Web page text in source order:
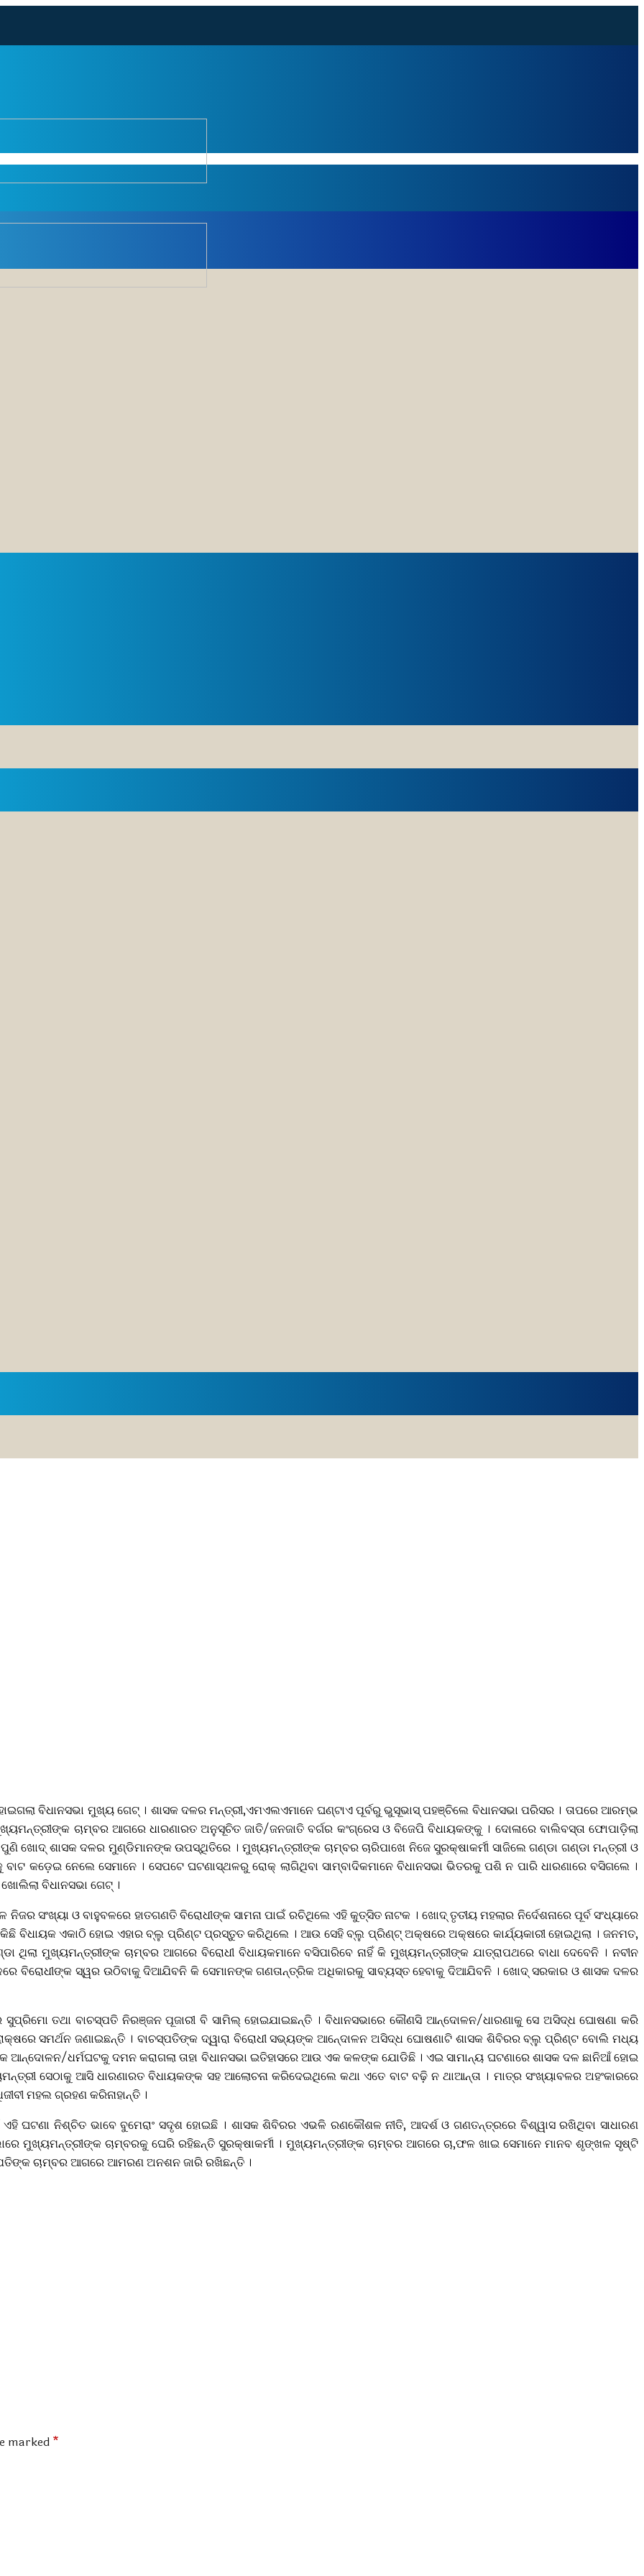
ବିଧାନସଭା ମୁଖ୍ୟ ଗେଟ୍‌ । ଶାସକ ଦଳର ମନ୍ତ୍ରୀ,ଏମଏଲଏମାନେ ଘଣ୍ଟାଏ ପୂର୍ବରୁ ଭୁସୂଭାସ୍‌ ପହଞ୍ଚିଲେ ବିଧାନସଭା ପରିସର । ତାପରେ ଆରମ୍ଭ
ଚାମ୍ବର ଆଗରେ ଧାରଣାରତ ଅନୁସୂଚିତ ଜାତି/ଜନଜାତି ବର୍ଗର କଂଗ୍ରେସ ଓ ବିଜେପି ବିଧାୟକଙ୍କୁ । ଦୋଳାରେ ବାଲିବସ୍ତା ଫୋପାଡ଼ିଲା
ଖୋଦ୍‌ ଶାସକ ଦଳର ମୁଣ୍ଡିମାନଙ୍କ ଉପସ୍ଥିତିରେ । ମୁଖ୍ୟମନ୍ତ୍ରୀଙ୍କ ଚାମ୍ବର ଚାରିପାଖେ ନିଜେ ସୁରକ୍ଷାକର୍ମୀ ସାଜିଲେ ଗଣ୍ଡା ଗଣ୍ଡା ମନ୍ତ୍ରୀ ଓ
କଡ଼େଇ ନେଲେ ସେମାନେ । ସେପଟେ ଘଟଣାସ୍ଥଳରୁ ରୋକ୍‌ ଲାଗିଥିବା ସାମ୍ବାଦିକମାନେ ବିଧାନସଭା ଭିତରକୁ ପଶି ନ ପାରି ଧାରଣାରେ ବସିଗଲେ ।
ବିଧାନସଭା ଗେଟ୍‌ ।
ସଂଖ୍ୟା ଓ ବାହୁବଳରେ ହାତଗଣତି ବିରୋଧୀଙ୍କ ସାମନା ପାଇଁ ରଚିଥିଲେ ଏହି କୁତ୍ସିତ ନାଟକ । ଖୋଦ୍‌ ତୃତୀୟ ମହଲାର ନିର୍ଦେଶନାରେ ପୂର୍ବ ସଂଧ୍ୟାରେ
ଓ କିଛି ବିଧାୟକ ଏକାଠି ହୋଇ ଏହାର ବ୍ଲୁ ପ୍ରିଣ୍ଟ ପ୍ରସ୍ତୁତ କରିଥିଲେ । ଆଉ ସେହି ବ୍ଲୁ ପ୍ରିଣ୍ଟ୍‌ ଅକ୍ଷରେ ଅକ୍ଷରେ କାର୍ଯ୍ୟକାରୀ ହୋଇଥିଲା । ଜନମତ,
ଥିଲା ମୁଖ୍ୟମନ୍ତ୍ରୀଙ୍କ ଚାମ୍ବର ଆଗରେ ବିରୋଧୀ ବିଧାୟକମାନେ ବସିପାରିବେ ନାହିଁ କି ମୁଖ୍ୟମନ୍ତ୍ରୀଙ୍କ ଯାତ୍ରାପଥରେ ବାଧା ଦେବେନି । ନବୀନ
ବିରୋଧୀଙ୍କ ସ୍ୱର ଉଠିବାକୁ ଦିଆଯିବନି କି ସେମାନଙ୍କ ଗଣତାନ୍ତ୍ରିକ ଅଧିକାରକୁ ସାବ୍ୟସ୍ତ ହେବାକୁ ଦିଆଯିବନି । ଖୋଦ୍‌ ସରକାର ଓ ଶାସକ ଦଳର
ତଥା ବାଚସ୍ପତି ନିରଞ୍ଜନ ପୂଜାରୀ ବି ସାମିଲ୍‌ ହୋଇଯାଇଛନ୍ତି । ବିଧାନସଭାରେ କୌଣସି ଆନ୍ଦୋଳନ/ଧାରଣାକୁ ସେ ଅସିଦ୍ଧ ଘୋଷଣା କରି
ସମର୍ଥନ ଜଣାଇଛନ୍ତି । ବାଚସ୍ପତିଙ୍କ ଦ୍ୱାରା ବିରୋଧୀ ସଭ୍ୟଙ୍କ ଆନେ୍ଦାଳନ ଅସିଦ୍ଧ ଘୋଷଣାଟି ଶାସକ ଶିବିରର ବ୍ଲୁ ପ୍ରିଣ୍ଟ ବୋଲି ମଧ୍ୟ
ଧର୍ମଘଟକୁ ଦମନ କରାଗଲା ତାହା ବିଧାନସଭା ଇତିହାସରେ ଆଉ ଏକ କଳଙ୍କ ଯୋଡିଛି । ଏଇ ସାମାନ୍ୟ ଘଟଣାରେ ଶାସକ ଦଳ ଛାନିଆଁ ହୋଇ
ସେଠାକୁ ଆସି ଧାରଣାରତ ବିଧାୟକଙ୍କ ସହ ଆଲୋଚନା କରିଦେଇଥିଲେ କଥା ଏତେ ବାଟ ବଢ଼ି ନ ଥାଆନ୍ତା । ମାତ୍ର ସଂଖ୍ୟାବଳର ଅହଂକାରରେ
ମହଲ ଗ୍ରହଣ କରିନାହାନ୍ତି ।
ଘଟଣା ନିଶ୍ଚିତ ଭାବେ ବୁମେରାଂ ସଦୃଶ ହୋଇଛି । ଶାସକ ଶିବିରର ଏଭଳି ରଣକୌଶଳ ନୀତି, ଆଦର୍ଶ ଓ ଗଣତନ୍ତ୍ରରେ ବିଶ୍ୱାସ ରଖିଥିବା ସାଧାରଣ
ମୁଖ୍ୟମନ୍ତ୍ରୀଙ୍କ ଚାମ୍ବରକୁ ଘେରି ରହିଛନ୍ତି ସୁରକ୍ଷାକର୍ମୀ । ମୁଖ୍ୟମନ୍ତ୍ରୀଙ୍କ ଚାମ୍ବର ଆଗରେ ଚା,ଫଳ ଖାଇ ସେମାନେ ମାନବ ଶୃଙ୍ଖଳ ସୃଷ୍ଟି
ଚାମ୍ବର ଆଗରେ ଆମରଣ ଅନଶନ ଜାରି ରଖିଛନ୍ତି ।
marked*